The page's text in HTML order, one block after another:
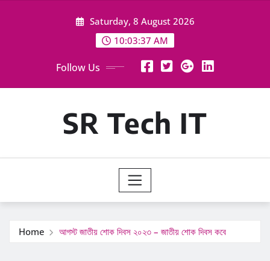
Saturday, 8 August 2026
10:03:38 AM
Follow Us
SR Tech IT
Home আগস্ট জাতীয় শোক দিবস ২০২৩ – জাতীয় শোক দিবস কবে